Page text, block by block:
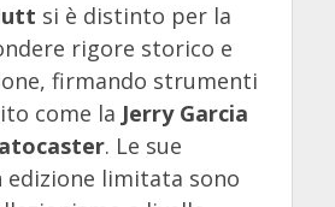
si è distinto per la
rigore storico e
firmando strumenti
come la Jerry Garcia
. Le sue
edizione limitata sono